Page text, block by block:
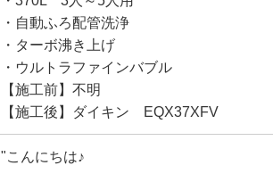
・自動ふろ配管洗浄
・ターボ沸き上げ
・ウルトラファインバブル
【施工前】不明
【施工後】ダイキン EQX37XFV
"こんにちは♪